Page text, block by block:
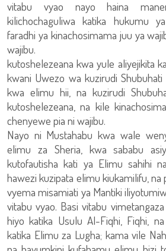
vitabu vyao nayo haina
kilichochaguliwa katika hukumu
faradhi ya kinachosimama juu ya
wajibu.
kutoshelezeana kwa yule aliyejikita
kwani Uwezo wa kuzirudi Shubuhati
kwa elimu hii, na kuzirudi
kutoshelezeana, na kile
chenyewe pia ni wajibu.
Nayo ni Mustahabu kwa wale
elimu za Sheria, kwa sababu
kutofautisha kati ya Elimu sahihi
hawezi kuzipata elimu kiukamilifu, na
vyema misamiati ya Mantiki
vitabu vyao. Basi vitabu
hiyo katika Usulu Al-Fiqhi, Fiqhi,
katika Elimu za Lugha; kama vile